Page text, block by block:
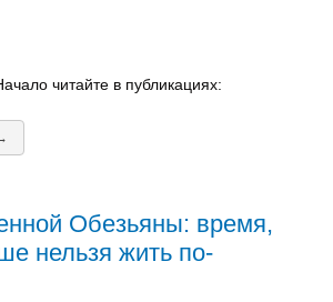
читайте в публикациях:
Обезьяны: время,
нельзя жить по-